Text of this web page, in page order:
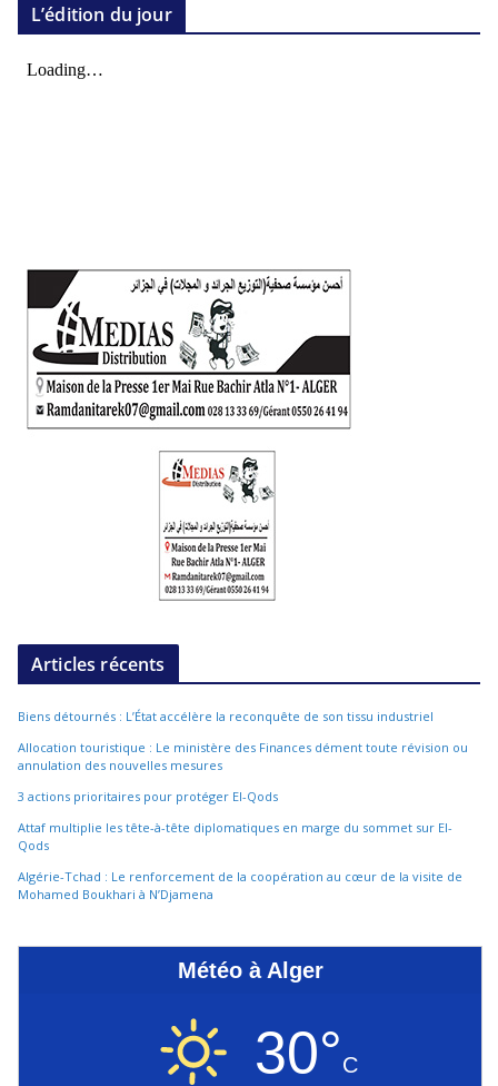
L’édition du jour
Articles récents
Biens détournés : L’État accélère la reconquête de son tissu industriel
Allocation touristique : Le ministère des Finances dément toute révision ou
annulation des nouvelles mesures
3 actions prioritaires pour protéger El-Qods
Attaf multiplie les tête-à-tête diplomatiques en marge du sommet sur El-
Qods
Algérie-Tchad : Le renforcement de la coopération au cœur de la visite de
Mohamed Boukhari à N’Djamena
Météo à Alger
30°C